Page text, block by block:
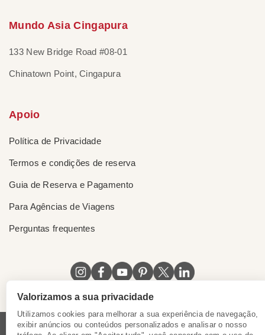
Mundo Asia Cingapura
133 New Bridge Road #08-01
Chinatown Point, Cingapura
Apoio
Política de Privacidade
Termos e condições de reserva
Guia de Reserva e Pagamento
Para Agências de Viagens
Perguntas frequentes
Valorizamos a sua privacidade
Utilizamos cookies para melhorar a sua experiência de navegação,
exibir anúncios ou conteúdos personalizados e analisar o nosso